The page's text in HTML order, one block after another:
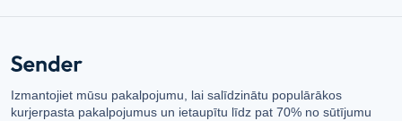
Izmantojiet mūsu pakalpojumu, lai salīdzinātu populārākos
kurjerpasta pakalpojumus un ietaupītu līdz pat 70% no sūtījumu